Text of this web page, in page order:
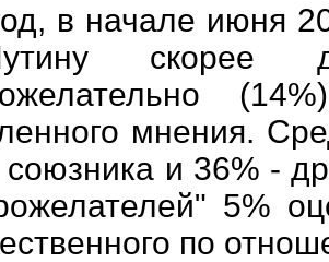
в начале июня
скорее
мнения.
и 36% -
5%
по